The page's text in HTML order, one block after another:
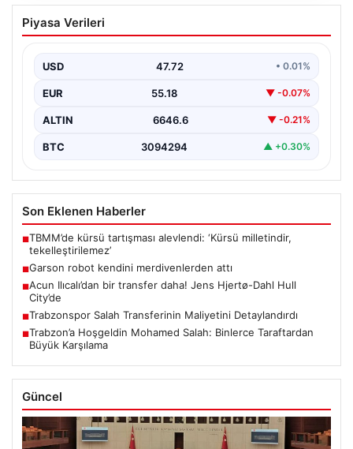
Garson robot kendini merdivenlerden
attı
Piyasa Verileri
USD 47.72 • 0.01%
EUR 55.18 ▼ -0.07%
ALTIN 6646.6 ▼ -0.21%
BTC 3094294 ▲ +0.30%
Son Eklenen Haberler
■TBMM’de kürsü tartışması alevlendi: ‘Kürsü milletindir,
tekelleştirilemez’
■Garson robot kendini merdivenlerden attı
■Acun Ilıcalı’dan bir transfer daha! Jens Hjertø-Dahl Hull
City’de
■Trabzonspor Salah Transferinin Maliyetini Detaylandırdı
■Trabzon’a Hoşgeldin Mohamed Salah: Binlerce Taraftardan
Büyük Karşılama
Güncel